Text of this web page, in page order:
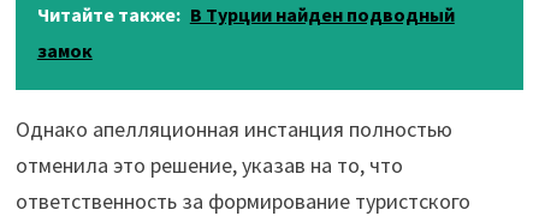
Читайте также: В Турции найден подводный
замок
Однако апелляционная инстанция полностью
отменила это решение, указав на то, что
ответственность за формирование туристского